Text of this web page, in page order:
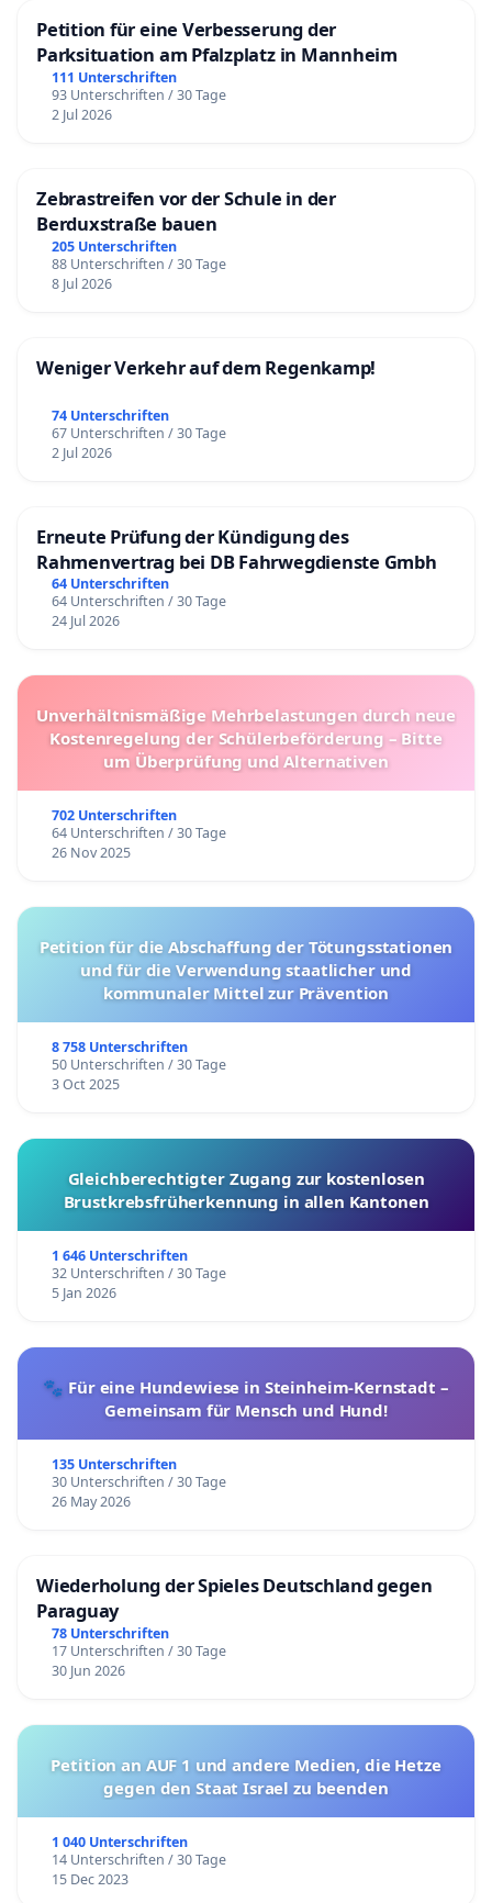
Petition für eine Verbesserung der
Parksituation am Pfalzplatz in Mannheim
111 Unterschriften
93 Unterschriften / 30 Tage
2 Jul 2026
Zebrastreifen vor der Schule in der
Berduxstraße bauen
205 Unterschriften
88 Unterschriften / 30 Tage
8 Jul 2026
Weniger Verkehr auf dem Regenkamp!
74 Unterschriften
67 Unterschriften / 30 Tage
2 Jul 2026
Erneute Prüfung der Kündigung des
Rahmenvertrag bei DB Fahrwegdienste Gmbh
64 Unterschriften
64 Unterschriften / 30 Tage
24 Jul 2026
Unverhältnismäßige Mehrbelastungen durch neue
Kostenregelung der Schülerbeförderung – Bitte
um Überprüfung und Alternativen
702 Unterschriften
64 Unterschriften / 30 Tage
26 Nov 2025
Petition für die Abschaffung der Tötungsstationen
und für die Verwendung staatlicher und
kommunaler Mittel zur Prävention
8 758 Unterschriften
50 Unterschriften / 30 Tage
3 Oct 2025
Gleichberechtigter Zugang zur kostenlosen
Brustkrebsfrüherkennung in allen Kantonen
1 646 Unterschriften
32 Unterschriften / 30 Tage
5 Jan 2026
🐾 Für eine Hundewiese in Steinheim-Kernstadt –
Gemeinsam für Mensch und Hund!
135 Unterschriften
30 Unterschriften / 30 Tage
26 May 2026
Wiederholung der Spieles Deutschland gegen
Paraguay
78 Unterschriften
17 Unterschriften / 30 Tage
30 Jun 2026
Petition an AUF 1 und andere Medien, die Hetze
gegen den Staat Israel zu beenden
1 040 Unterschriften
14 Unterschriften / 30 Tage
15 Dec 2023